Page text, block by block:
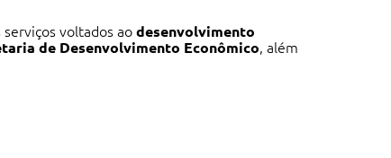
voltados ao desenvolvimento
de Desenvolvimento Econômico, além